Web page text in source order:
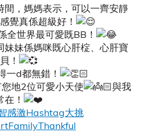
間，媽媽表示，可以一齊安靜
覺真係超級好！
全世界最可愛既BB！
妹妹係媽咪既心肝椗、心肝寶
貝！
一d都無錯！
地2位可愛小天使
與我
在！
感激Hashtag大挑